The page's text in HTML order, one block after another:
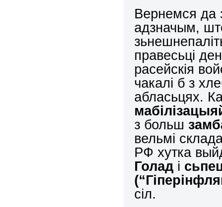
Вернемся да
адзначым,
правесьці
расейскія
чакалі б з
абласьцях.
з больш
вельмі
РФ хутка
Голад і
сіл.